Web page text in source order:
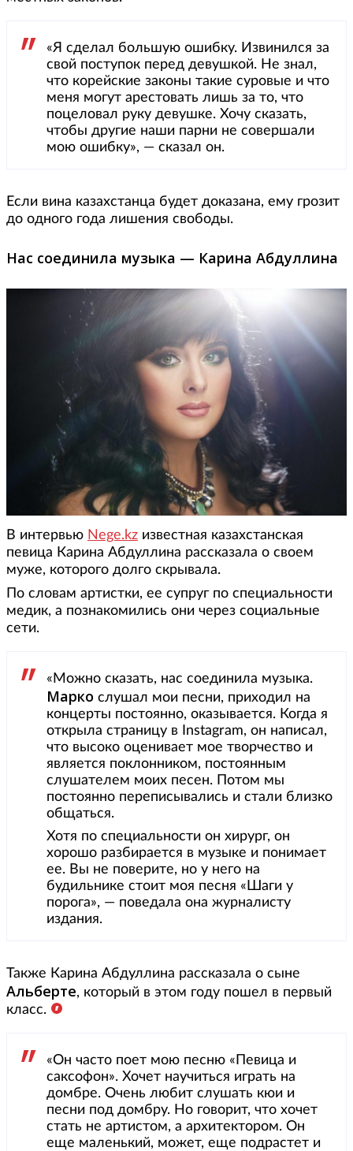
«Я сделал большую ошибку. Извинился за
свой поступок перед девушкой. Не знал,
что корейские законы такие суровые и что
меня могут арестовать лишь за то, что
поцеловал руку девушке. Хочу сказать,
чтобы другие наши парни не совершали
мою ошибку», — сказал он.
Если вина казахстанца будет доказана, ему грозит
до одного года лишения свободы.
Нас соединила музыка — Карина Абдуллина
В интервью Nege.kz известная казахстанская
певица Карина Абдуллина рассказала о своем
муже, которого долго скрывала.
По словам артистки, ее супруг по специальности
медик, а познакомились они через социальные
сети.
«Можно сказать, нас соединила музыка.
Марко слушал мои песни, приходил на
концерты постоянно, оказывается. Когда я
открыла страницу в Instagram, он написал,
что высоко оценивает мое творчество и
является поклонником, постоянным
слушателем моих песен. Потом мы
постоянно переписывались и стали близко
общаться.
Хотя по специальности он хирург, он
хорошо разбирается в музыке и понимает
ее. Вы не поверите, но у него на
будильнике стоит моя песня «Шаги у
порога», — поведала она журналисту
издания.
Также Карина Абдуллина рассказала о сыне
Альберте, который в этом году пошел в первый
класс.
«Он часто поет мою песню «Певица и
саксофон». Хочет научиться играть на
домбре. Очень любит слушать кюи и
песни под домбру. Но говорит, что хочет
стать не артистом, а архитектором. Он
еще маленький, может, еще подрастет и